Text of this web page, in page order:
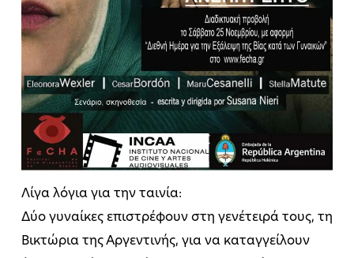
Λίγα λόγια για την ταινία:
Δύο γυναίκες επιστρέφουν στη γενέτειρά τους, τη
Βικτώρια της Αργεντινής, για να καταγγείλουν